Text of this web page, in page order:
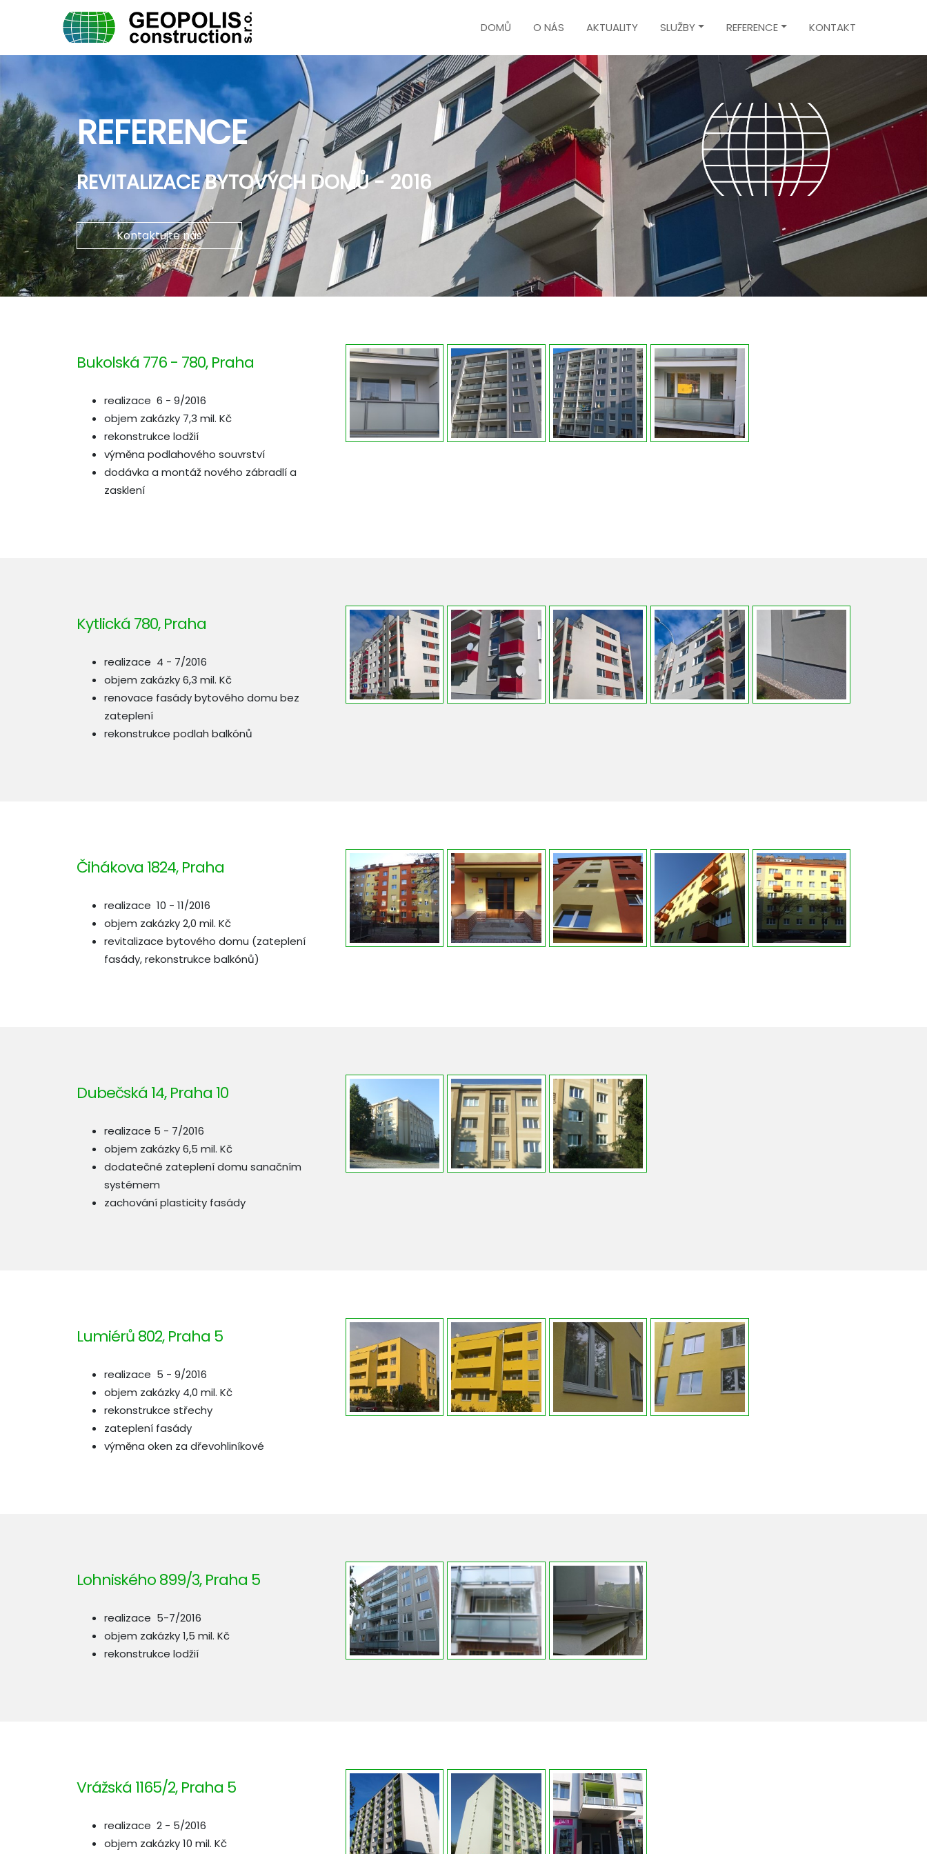
DOMŮ O NÁS AKTUALITY SLUŽBY REFERENCE KONTAKT
REFERENCE
REVITALIZACE BYTOVÝCH DOMŮ - 2016
Kontaktujte nás
Bukolská 776 - 780, Praha
realizace 6 - 9/2016
objem zakázky 7,3 mil. Kč
rekonstrukce lodžií
výměna podlahového souvrství
dodávka a montáž nového zábradlí a
zasklení
Kytlická 780, Praha
realizace 4 - 7/2016
objem zakázky 6,3 mil. Kč
renovace fasády bytového domu bez
zateplení
rekonstrukce podlah balkónů
Čihákova 1824, Praha
realizace 10 - 11/2016
objem zakázky 2,0 mil. Kč
revitalizace bytového domu (zateplení
fasády, rekonstrukce balkónů)
Dubečská 14, Praha 10
realizace 5 - 7/2016
objem zakázky 6,5 mil. Kč
dodatečné zateplení domu sanačním
systémem
zachování plasticity fasády
Lumiérů 802, Praha 5
realizace 5 - 9/2016
objem zakázky 4,0 mil. Kč
rekonstrukce střechy
zateplení fasády
výměna oken za dřevohliníkové
Lohniského 899/3, Praha 5
realizace 5-7/2016
objem zakázky 1,5 mil. Kč
rekonstrukce lodžií
Vrážská 1165/2, Praha 5
realizace 2 - 5/2016
objem zakázky 10 mil. Kč